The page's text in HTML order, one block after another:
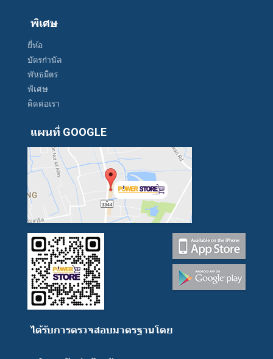
พิเศษ
ยี่ห้อ
บัตรกำนัล
พันธมิตร
พิเศษ
ติดต่อเรา
แผนที่ GOOGLE
ได้รับการตรวจสอบมาตรฐานโดย